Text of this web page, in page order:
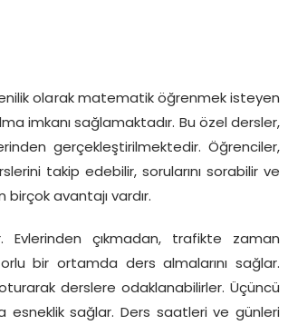
olarak matematik öğrenmek isteyen
imkanı sağlamaktadır. Bu özel dersler,
gerçekleştirilmektedir. Öğrenciler,
takip edebilir, sorularını sorabilir ve
avantajı vardır.
Evlerinden çıkmadan, trafikte zaman
bir ortamda ders almalarını sağlar.
derslere odaklanabilirler. Üçüncü
sağlar. Ders saatleri ve günleri